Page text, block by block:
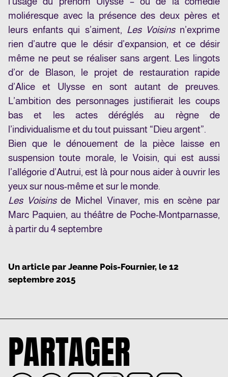
moliéresque avec la présence des deux pères et
leurs enfants qui s’aiment, Les Voisinsn’exprime
rien d’autre que le désir d’expansion, et ce désir
même ne peut se réaliser sans argent. Les lingots
d’or de Blason, le projet de restauration rapide
d’Alice et Ulysse en sont autant de preuves.
L’ambition des personnages justifierait les coups
bas et les actes déréglés au règne de
l’individualisme et du tout puissant “Dieu argent”.
Bien que le dénouement de la pièce laisse en
suspension toute morale, le Voisin, qui est aussi
l’allégorie d’Autrui, est là pour nous aider à ouvrir les
yeux sur nous-même et sur le monde.
Les Voisinsde Michel Vinaver, mis en scène par
Marc Paquien, au théâtre de Poche-Montparnasse,
à partir du 4 septembre
Un article par Jeanne Pois-Fournier, le 12
septembre 2015
PARTAGER